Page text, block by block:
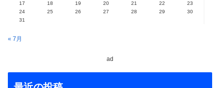
17
18 19 20 21 22
23
24
25 26 27 28 29
30
31
« 7月
ad